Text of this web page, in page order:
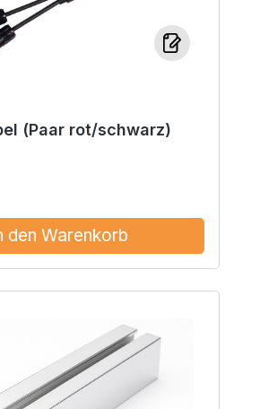
(Paar rot/schwarz)
den Warenkorb